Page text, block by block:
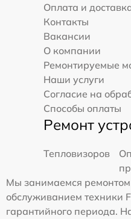
Оплата и
Контакты
Вакансии
О компании
Ремонтируемые
Наши услуги
Согласие на
Способы оплаты
Ремонт
Тепловизоров
Мы занимаемся ремонтом
обслуживанием техники
гарантийного периода.